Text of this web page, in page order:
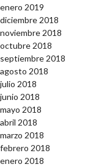
enero 2019
diciembre 2018
noviembre 2018
octubre 2018
septiembre 2018
agosto 2018
julio 2018
junio 2018
mayo 2018
abril 2018
marzo 2018
febrero 2018
enero 2018